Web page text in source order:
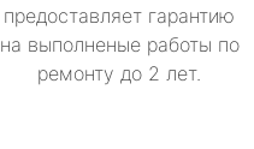
предоставляет гарантию
на выполненые работы по
ремонту до 2 лет.